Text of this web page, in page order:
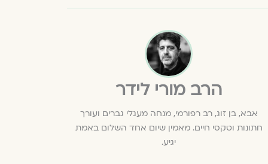
הרב מורי לידר
אבא, בן זוג, רב רפורמי, מנחה מעגלי גברים ועורך
חתונות וטקסי חיים. מאמין שיום אחד השלום באמת
יגיע.